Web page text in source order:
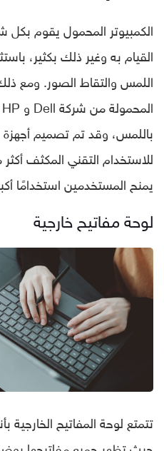
الكمبيوتر المحمول يقوم بكل
القيام به وغير ذلك بكثير،
اللمس والتقاط الصور. ومع
باللمس، وقد تم تصميم أجهزة
للاستخدام التقني المكثف
يمنح المستخدمين استخدامًا
لوحة مفاتيح خارجية
تتمتع لوحة المفاتيح الخارجية